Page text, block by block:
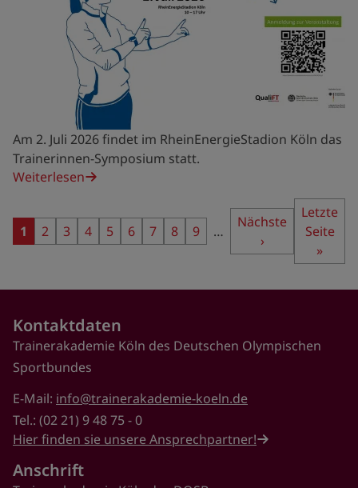
Am 2. Juli 2026 findet im RheinEnergieStadion Köln das
Trainerinnen-Symposium statt.
Weiterlesen
Seite
1 Seite
2 Seite
3 Seite
4 Seite
5 Seite
6 Seite
7 Seite
8 Seite
9 …
Nächste
Seite
Nächste
›
Letzte
Seite
Letzte
Seite
»
Kontaktdaten
Trainerakademie Köln des Deutschen Olympischen
Sportbundes
E-Mail: info@trainerakademie-koeln.de
Tel.: (02 21) 9 48 75 - 0
Hier finden sie unsere Ansprechpartner!
Anschrift